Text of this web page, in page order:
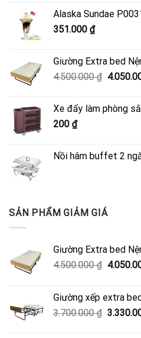
Alaska Sundae
351.000 ₫
Giường Extra bed
4.500.000₫ Giá
Xe đẩy làm phòng
200 ₫
Nồi hâm buffet 2
SẢN PHẨM GIẢM GIÁ
Giường Extra bed
4.500.000₫ Giá
Giường xếp extra
3.700.000₫ Giá